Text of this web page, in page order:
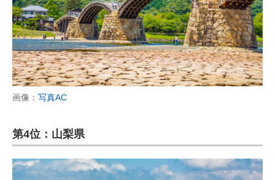
画像： 写真AC
第4位：山梨県